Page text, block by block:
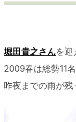
くまのエク
blog
堀田貴之さんを迎
2009春は総勢11
昨夜までの雨が残